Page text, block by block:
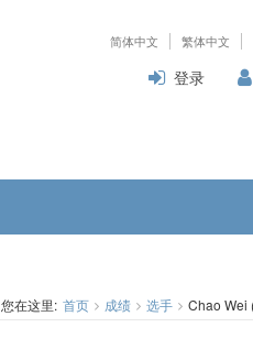
简体中文 繁体中文
登录
您在这里: 首页 成绩 选手 Chao Wei